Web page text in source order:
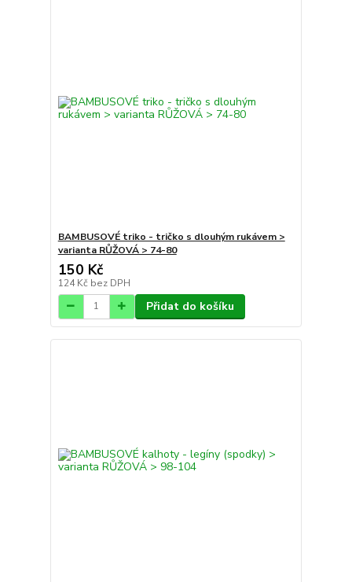
BAMBUSOVÉ triko - tričko s dlouhým rukávem >
varianta RŮŽOVÁ > 74-80
150 Kč
124 Kč bez DPH
Přidat do košíku